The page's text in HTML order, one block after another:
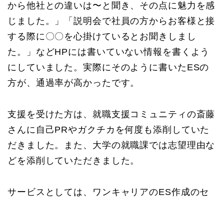
から他社との違いは〜と聞き、その点に魅力を感
じました。」「説明会で社員の方からお客様と接
する際に〇〇を心掛けているとお聞きしまし
た。」などHPには書いていない情報を書くよう
にしていました。実際にそのように書いたESの
方が、通過率が高かったです。
支援を受けた方は、就職支援コミュニティの斎藤
さんに自己PRやガクチカを何度も添削していた
だきました。また、大学の就職課では志望理由な
どを添削していただきました。
サービスとしては、ワンキャリアのES作成のセ